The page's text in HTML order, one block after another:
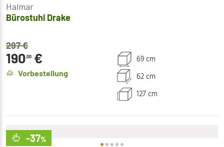
Halmar
Bürostuhl Drake
297€
190,00 €
Vorbestellung
69 cm
62 cm
127 cm
-37%